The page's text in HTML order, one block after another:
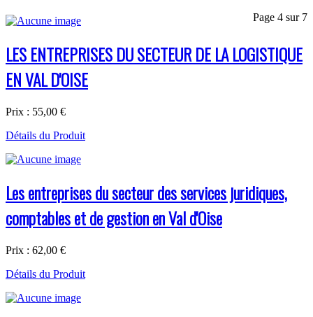
Page 4 sur 7
LES ENTREPRISES DU SECTEUR DE LA LOGISTIQUE
EN VAL D'OISE
Prix : 55,00 €
Détails du Produit
Les entreprises du secteur des services juridiques,
comptables et de gestion en Val d'Oise
Prix : 62,00 €
Détails du Produit